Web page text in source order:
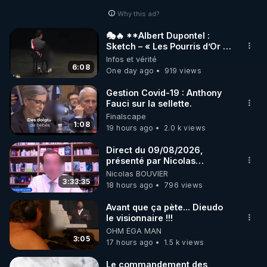
🌱 INSTAGRAM
https://www.instagram.com/rdlr_thierrycasasnovas/
http://rgnr.li/instagram
🌱 LA NEWSLETTER
Pour ne pas rater l’actualité RGNR (stages,
http://rgnr.li/news
🌱 VIDÉOS NON CENSURÉES SUR ODYSEE
Toutes les vidéos Youtube sont aussi sur la
http://rgnr.li/odysee
🌱 LES STAGES EN PRÉSENTIEL
Why this ad?
6:08
🎭🔥 **Albert Dupontel :
Sketch – « Les Pourris d’Or »
🏆💰**
Infos et vérité
One day ago
919 views
1:08
Gestion Covid-19 : Anthony
Fauci sur la sellette.
Finalscape
19 hours ago
2.0 k views
3:33:35
Direct du 09/08/2026,
présenté par Nicolas
BOUVIER
Nicolas BOUVIER
18 hours ago
796 views
3:05
Avant que ça pète... Dieudo
le visionnaire !!!
OHM ÉGA MAN
17 hours ago
1.5 k views
Le commandement des